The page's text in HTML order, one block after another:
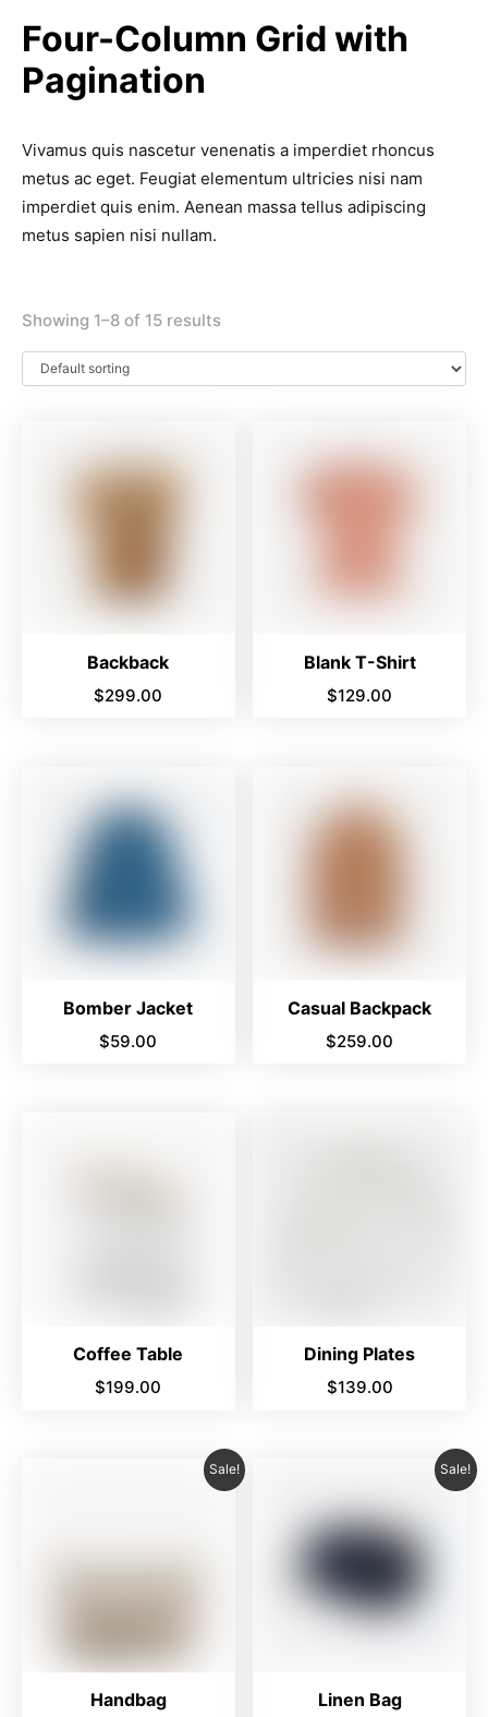
Four-Column Grid with
Pagination
Vivamus quis nascetur venenatis a imperdiet rhoncus
metus ac eget. Feugiat elementum ultricies nisi nam
imperdiet quis enim. Aenean massa tellus adipiscing
metus sapien nisi nullam.
Showing 1–8 of 15 results
Backback
$299.00
Blank T-Shirt
$129.00
Bomber Jacket
$59.00
Casual Backpack
$259.00
Coffee Table
$199.00
Dining Plates
$139.00
Sale!
Handbag
Sale!
Linen Bag